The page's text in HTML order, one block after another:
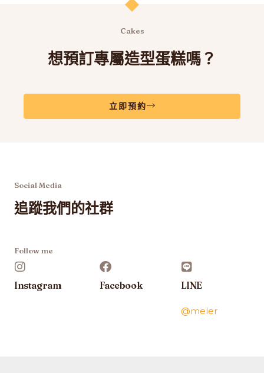
Cakes
想預訂專屬造型蛋糕嗎？
立即預約
Social Media
追蹤我們的社群
Follow me
Instagram Facebook LINE
@meler